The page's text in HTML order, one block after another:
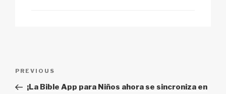
Previous
Post
PREVIOUS
¡La Bible App para Niños ahora se sincroniza en